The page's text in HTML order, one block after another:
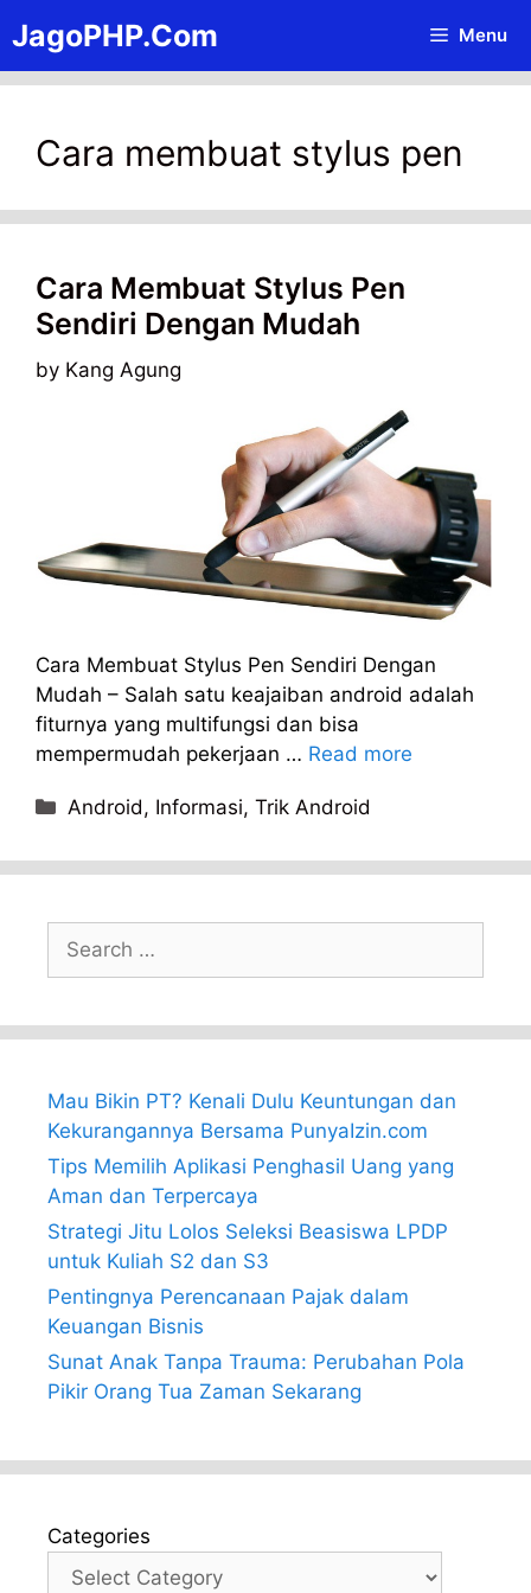
to
content
JagoPHP.Com Menu
Cara membuat stylus pen
Cara Membuat Stylus Pen
Sendiri Dengan Mudah
by Kang Agung
Cara Membuat Stylus Pen Sendiri Dengan
Mudah – Salah satu keajaiban android adalah
fiturnya yang multifungsi dan bisa
mempermudah pekerjaan … Read more
Categories
Android, Informasi,Trik Android
for:
Mau Bikin PT? Kenali Dulu Keuntungan dan
Kekurangannya Bersama PunyaIzin.com
Tips Memilih Aplikasi Penghasil Uang yang
Aman dan Terpercaya
Strategi Jitu Lolos Seleksi Beasiswa LPDP
untuk Kuliah S2 dan S3
Pentingnya Perencanaan Pajak dalam
Keuangan Bisnis
Sunat Anak Tanpa Trauma: Perubahan Pola
Pikir Orang Tua Zaman Sekarang
Categories